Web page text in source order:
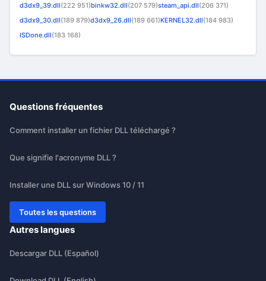
d3dx9_39.dll(222 951)binkw32.dll(207 579)steam_api.dll(206 371)
d3dx9_30.dll(189 879)d3dx9_26.dll(189 661)KERNEL32.dll(184 983)
ISDone.dll(183 168)
Questions fréquentes
Comment installer un fichier DLL téléchargé ?
Que signifie l'acronyme DLL ?
Installer une DLL sur Windows 10 / 11
Toutes les questions
Autres langues
Descargar DLL (Español)